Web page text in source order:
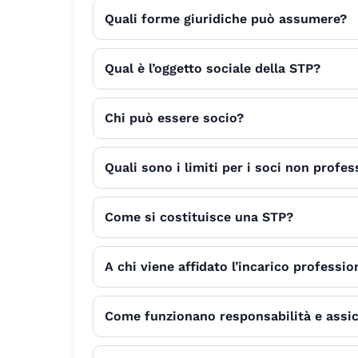
Quali forme giuridiche può assumere?
Qual è l’oggetto sociale della STP?
Chi può essere socio?
Quali sono i limiti per i soci non
Come si costituisce una STP?
A chi viene affidato l’incarico
Come funzionano responsabilità e